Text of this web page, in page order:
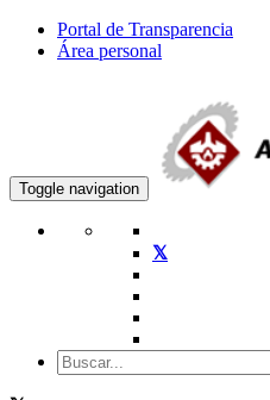
Portal de Transparencia
Área personal
Toggle navigation